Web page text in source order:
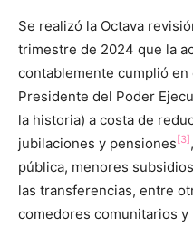
Se realizó la Octava
trimestre de 2024 que la
contablemente cumplió
Presidente del Poder
la historia) a costa de
jubilaciones y pensiones[3]
pública, menores
las transferencias, entre
comedores comunitarios y